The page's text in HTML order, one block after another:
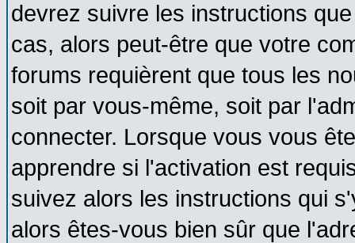
devrez suivre les instructions
cas, alors peut-être que votre
forums requièrent que tous les
soit par vous-même, soit par
connecter. Lorsque vous vous
apprendre si l'activation est
suivez alors les instructions qui
alors êtes-vous bien sûr que